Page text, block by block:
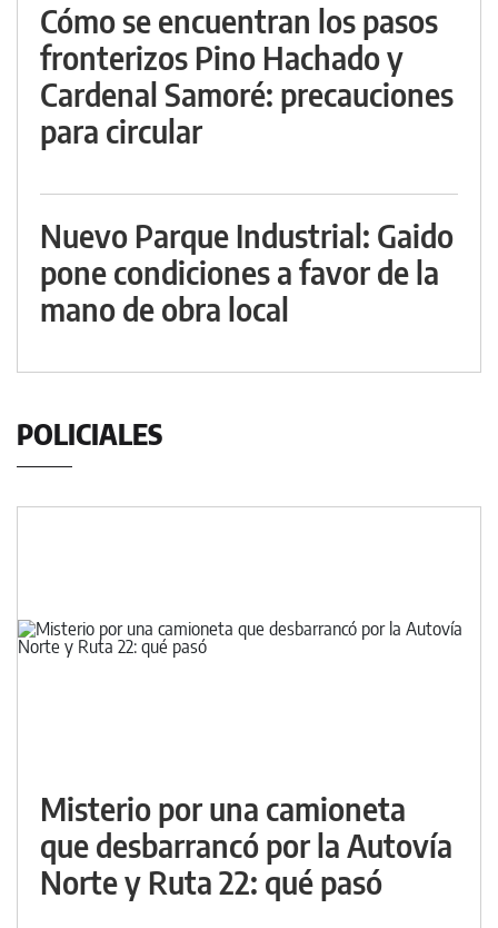
Cómo se encuentran los pasos
fronterizos Pino Hachado y
Cardenal Samoré: precauciones
para circular
Nuevo Parque Industrial: Gaido
pone condiciones a favor de la
mano de obra local
POLICIALES
Misterio por una camioneta
que desbarrancó por la Autovía
Norte y Ruta 22: qué pasó